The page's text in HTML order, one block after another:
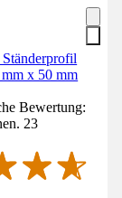
x 50 mm
Bewertung:
23